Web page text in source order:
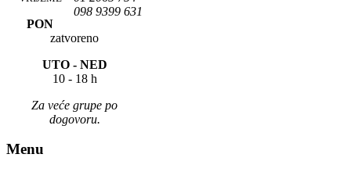
098 9399 631
PON
zatvoreno
UTO - NED
10 - 18 h
Za veće grupe po
dogovoru.
Menu